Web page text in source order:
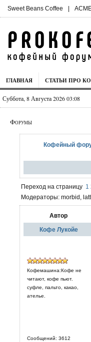
Sweet Beans Coffee |
ГЛАВНАЯ СТАТЬИ ПРО
Суббота, 8 Августа 2026 03:08
Форумы
Кофейный
Переход на страницу 1
Модераторы: morbid,
Автор
Кофе Лукойе
Кофемашина:Кофе не
читают, кофе пьют.
суфле, пальто, какао,
ателье.
Сообщений: 3612